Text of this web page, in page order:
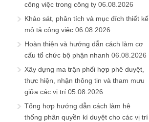
công việc trong công ty 06.08.2026
Khảo sát, phân tích và mục đích thiết kế
mô tả công việc 06.08.2026
Hoàn thiện và hướng dẫn cách làm cơ
cấu tổ chức bộ phận nhanh 06.08.2026
Xây dựng ma trận phối hợp phê duyệt,
thực hiện, nhận thông tin và tham mưu
giữa các vị trí 05.08.2026
Tổng hợp hướng dẫn cách làm hệ
thống phân quyền kí duyệt cho các vị trí